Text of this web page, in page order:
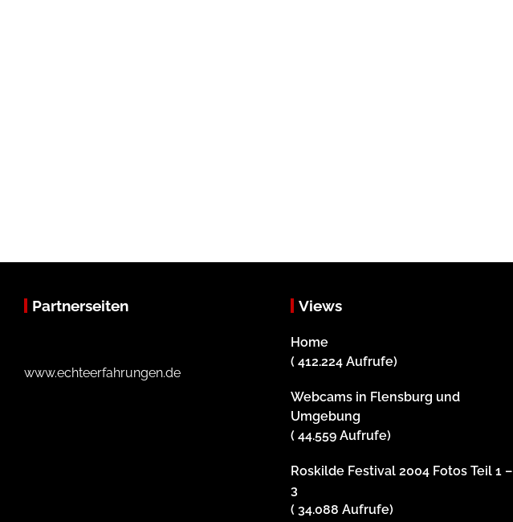
Partnerseiten
www.echteerfahrungen.de
Views
Home
( 412.224 Aufrufe)
Webcams in Flensburg und
Umgebung
( 44.559 Aufrufe)
Roskilde Festival 2004 Fotos Teil 1 –
3
( 34.088 Aufrufe)